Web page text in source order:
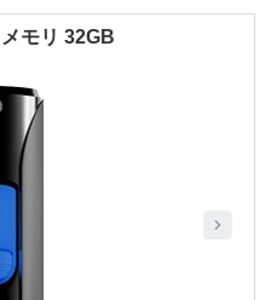
モリ 32GB